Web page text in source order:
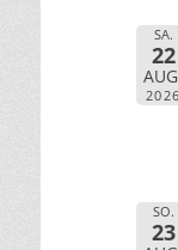
SA.
22
2026
SO.
23